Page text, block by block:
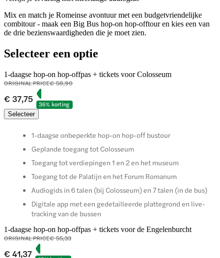
Mix en match je Romeinse avontuur met een budgetvriendelijke
combitour - maak een Big Bus hop-on hop-offtour en kies een van
de drie bezienswaardigheden die je moet zien.
Selecteer een optie
1-daagse hop-on hop-offpas + tickets voor Colosseum
ORIGINAL PRICE€ 58,90
€ 37,75
36% korting
Selecteer
1-daagse onbeperkte hop-on hop-off bustour
Geplande toegang tot Colosseum
Toegang tot verdiepingen 1 en 2 en het museum
Toegang tot de Palatijn en het Forum Romanum
Audiogids in 6 talen (bij Colosseum) en 7 talen (in de bus)
Digitale app met een gedetailleerde plattegrond en live-
tracking van de bussen
1-daagse hop-on hop-offpas + tickets voor de Engelenburcht
ORIGINAL PRICE€ 55,33
€ 41,37